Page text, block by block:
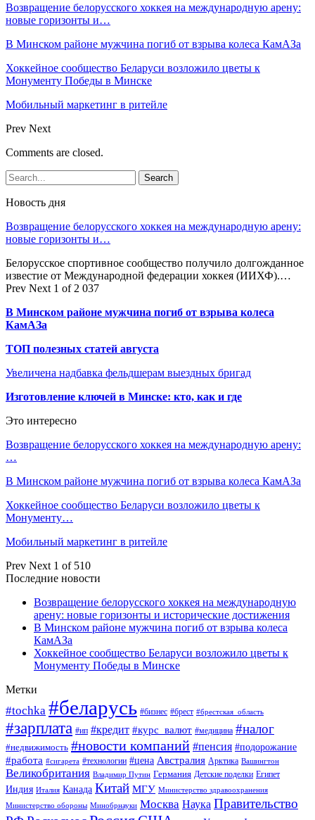
Возвращение белорусского хоккея на международную арену:
новые горизонты и…
В Минском районе мужчина погиб от взрыва колеса КамАЗа
Хоккейное сообщество Беларуси возложило цветы к
Монументу Победы в Минске
Мобильный маркетинг в ритейле
Prev Next
Comments are closed.
Новость дня
Возвращение белорусского хоккея на международную арену:
новые горизонты и…
Белорусское спортивное сообщество получило долгожданное
известие от Международной федерации хоккея (ИИХФ).…
Prev Next 1 of 2 037
В Минском районе мужчина погиб от взрыва колеса
КамАЗа
ТОП полезных статей августа
Увеличена надбавка фельдшерам выездных бригад
Изготовление ключей в Минске: кто, как и где
Это интересно
Возвращение белорусского хоккея на международную арену:
…
В Минском районе мужчина погиб от взрыва колеса КамАЗа
Хоккейное сообщество Беларуси возложило цветы к
Монументу…
Мобильный маркетинг в ритейле
Prev Next 1 of 510
Последние новости
Возвращение белорусского хоккея на международную
арену: новые горизонты и исторические достижения
В Минском районе мужчина погиб от взрыва колеса
КамАЗа
Хоккейное сообщество Беларуси возложило цветы к
Монументу Победы в Минске
Метки
#tochka #беларусь #бизнес #брест #брестская_область
#зарплата #ип #кредит #курс_валют #медицина #налог
#недвижимость #новости компаний #пенсия #подорожание
#работа #сигарета #технологии #цена Австралия Арктика Вашингтон
Великобритания Владимир Путин Германия Детские поделки Египет
Индия Италия Канада Китай МГУ Министерство здравоохранения
Министерство обороны Минобрнауки Москва Наука Правительство